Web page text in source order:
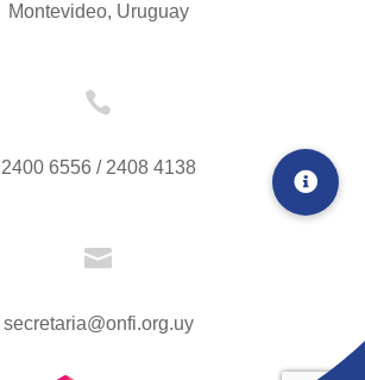
Montevideo, Uruguay

2400 6556 / 2408 4138

secretaria@onfi.org.uy